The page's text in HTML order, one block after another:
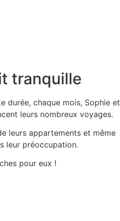
tranquille
durée, chaque mois, Sophie et
leurs nombreux voyages.
leurs appartements et même
leur préoccupation.
pour eux !